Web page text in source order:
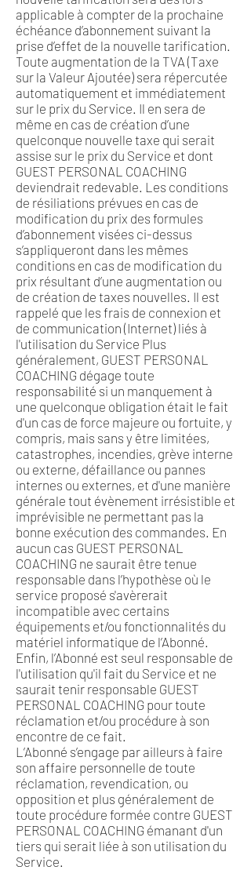
applicable à compter de la prochaine
échéance d’abonnement suivant la
prise d’effet de la nouvelle tarification.
Toute augmentation de la TVA (Taxe
sur la Valeur Ajoutée) sera répercutée
automatiquement et immédiatement
sur le prix du Service. Il en sera de
même en cas de création d’une
quelconque nouvelle taxe qui serait
assise sur le prix du Service et dont
GUEST PERSONAL COACHING
deviendrait redevable. Les conditions
de résiliations prévues en cas de
modification du prix des formules
d’abonnement visées ci-dessus
s’appliqueront dans les mêmes
conditions en cas de modification du
prix résultant d’une augmentation ou
de création de taxes nouvelles. Il est
rappelé que les frais de connexion et
de communication (Internet) liés à
l'utilisation du Service Plus
généralement, GUEST PERSONAL
COACHING dégage toute
responsabilité si un manquement à
une quelconque obligation était le fait
d'un cas de force majeure ou fortuite, y
compris, mais sans y être limitées,
catastrophes, incendies, grève interne
ou externe, défaillance ou pannes
internes ou externes, et d'une manière
générale tout évènement irrésistible et
imprévisible ne permettant pas la
bonne exécution des commandes. En
aucun cas GUEST PERSONAL
COACHING ne saurait être tenue
responsable dans l’hypothèse où le
service proposé s'avèrerait
incompatible avec certains
équipements et/ou fonctionnalités du
matériel informatique de l’Abonné.
Enfin, l’Abonné est seul responsable de
l'utilisation qu'il fait du Service et ne
saurait tenir responsable GUEST
PERSONAL COACHING pour toute
réclamation et/ou procédure à son
encontre de ce fait.
L’Abonné s’engage par ailleurs à faire
son affaire personnelle de toute
réclamation, revendication, ou
opposition et plus généralement de
toute procédure formée contre GUEST
PERSONAL COACHING émanant d'un
tiers qui serait liée à son utilisation du
Service.